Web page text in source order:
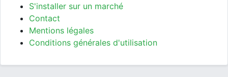
S'installer sur un marché
Contact
Mentions légales
Conditions générales d'utilisation